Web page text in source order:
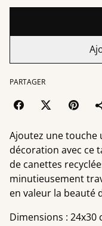
PARTAGER
Ajoutez une touche
décoration avec ce
de canettes
minutieusement
en valeur la beauté
Dimensions : 24x30